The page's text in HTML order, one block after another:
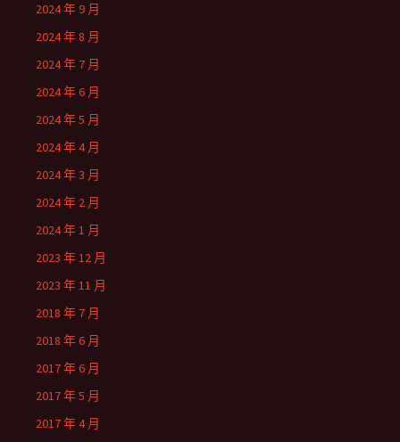
2024 年 9 月
2024 年 8 月
2024 年 7 月
2024 年 6 月
2024 年 5 月
2024 年 4 月
2024 年 3 月
2024 年 2 月
2024 年 1 月
2023 年 12 月
2023 年 11 月
2018 年 7 月
2018 年 6 月
2017 年 6 月
2017 年 5 月
2017 年 4 月